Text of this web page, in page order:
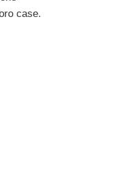
case.